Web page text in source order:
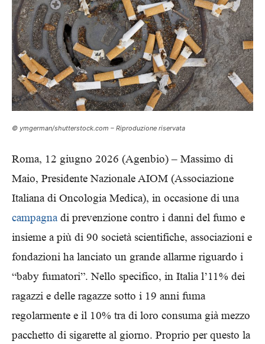
© ymgerman/shutterstock.com – Riproduzione riservata
Roma, 12 giugno 2026 (Agenbio) – Massimo di
Maio, Presidente Nazionale AIOM (Associazione
Italiana di Oncologia Medica), in occasione di una
campagnadi prevenzione contro i danni del fumo e
insieme a più di 90 società scientifiche, associazioni e
fondazioni ha lanciato un grande allarme riguardo i
“baby fumatori”. Nello specifico, in Italia l’11% dei
ragazzi e delle ragazze sotto i 19 anni fuma
regolarmente e il 10% tra di loro consuma già mezzo
pacchetto di sigarette al giorno. Proprio per questo la